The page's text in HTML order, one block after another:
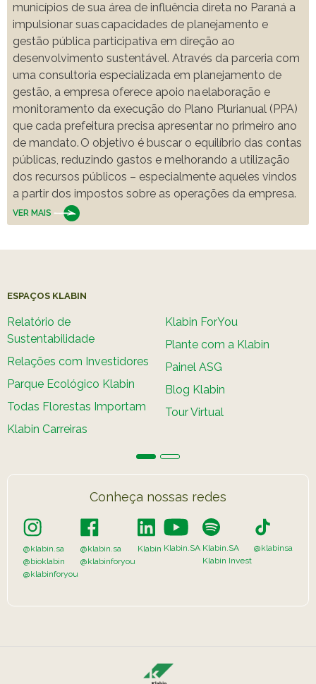
municípios de sua área de influência direta no Paraná a
impulsionar suas capacidades de planejamento e
gestão pública participativa em direção ao
desenvolvimento sustentável. Através da parceria com
uma consultoria especializada em planejamento de
gestão, a empresa oferece apoio na elaboração e
monitoramento da execução do Plano Plurianual (PPA)
que cada prefeitura precisa apresentar no primeiro ano
de mandato. O objetivo é buscar o equilíbrio das contas
públicas, reduzindo gastos e melhorando a utilização
dos recursos públicos – especialmente aqueles vindos
a partir dos impostos sobre as operações da empresa.
VER MAIS
ESPAÇOS KLABIN
Relatório de
Sustentabilidade
Relações com Investidores
Parque Ecológico Klabin
Todas Florestas Importam
Klabin Carreiras
Klabin ForYou
Plante com a Klabin
Painel ASG
Blog Klabin
Tour Virtual
Conheça nossas redes
@klabin.sa
@bioklabin
@klabinforyou
@klabin.sa
@klabinforyou
Klabin Klabin.SA Klabin.SA
Klabin Invest
@klabinsa